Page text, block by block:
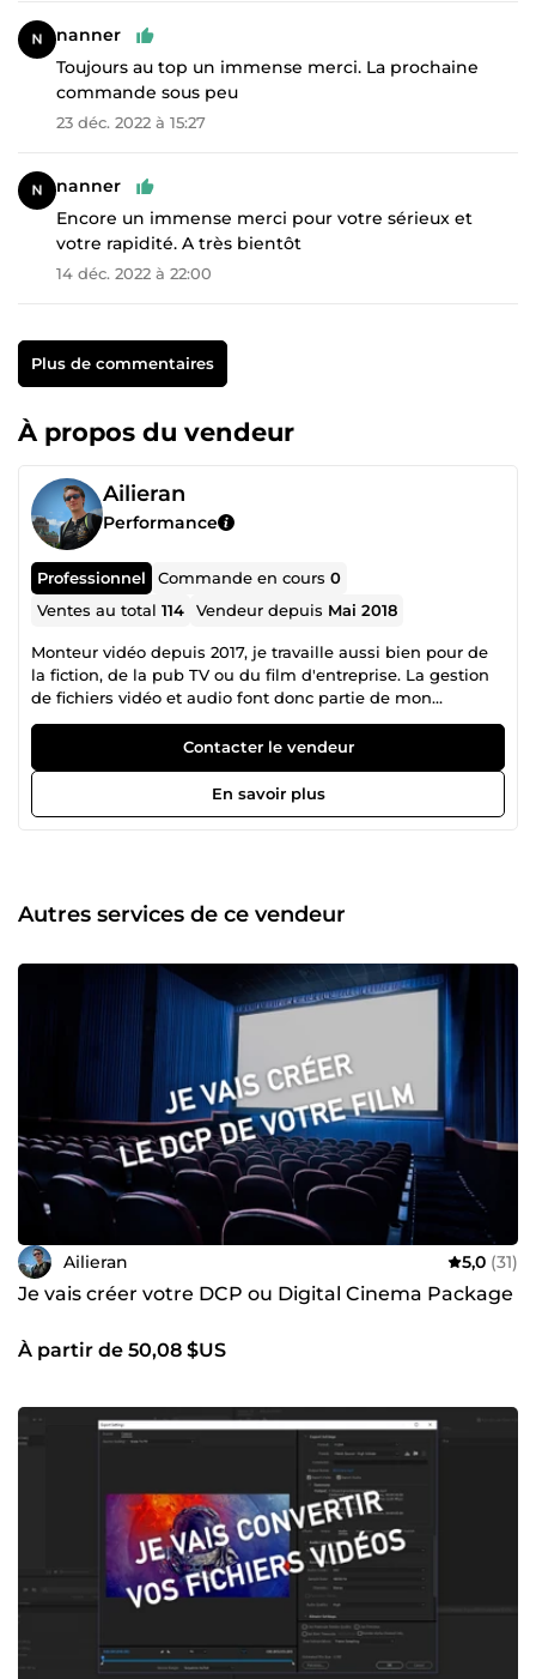
nanner
Toujours au top un immense merci. La prochaine
commande sous peu
23 déc. 2022 à 15:27
nanner
Encore un immense merci pour votre sérieux et
votre rapidité. A très bientôt
14 déc. 2022 à 22:00
Plus de commentaires
À propos du vendeur
Ailieran
Performance
Professionnel Commande en cours0
Ventes au total114 Vendeur depuis Mai 2018
Monteur vidéo depuis 2017, je travaille aussi bien pour de
la fiction, de la pub TV ou du film d'entreprise. La gestion
de fichiers vidéo et audio font donc partie de mon
quotidien, que ce soit du transcodage à destination de la
post-production ou de la diffusion en salle ou à la télé.
C'est pourquoi je met à votre disposition mes
compétences et mon savoir-faire. Allez faire un tour dans
ma liste de micro-services, avec un peu de chance il y en
Contacter le vendeur
En savoir plus
Autres services de ce vendeur
Ailieran 5,0 (31)
Je vais créer votre DCP ou Digital Cinema Package
À partir de 50,08 $US